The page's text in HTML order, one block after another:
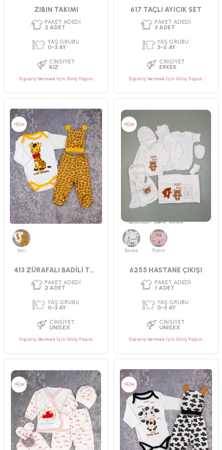
PAKET ADEDI
6-9 AY
CINSIYET
ERKEK
PAKET ADEDI
0-3 AY
UNISEX
ZIBIN TAKIMI
PAKET ADEDI
ADET
YAŞ GRUBU
0-3 AY
CINSIYET
KIZ
Sipariş Vermek İçin Giriş Yapın.
617 TAÇLI AYICIK SET
PAKET ADEDI
3 ADET
YAŞ GRUBU
3-6 AY
CINSIYET
ERKEK
Sipariş Vermek İçin Giriş Yapın.
Sarı
413 ZÜRAFALI BADİLİ TAKIM
Sipariş Vermek İçin Giriş Yapın.
Beyaz Pudra
6255 HASTANE ÇIKIŞI
Sipariş Vermek İçin Giriş Yapın.